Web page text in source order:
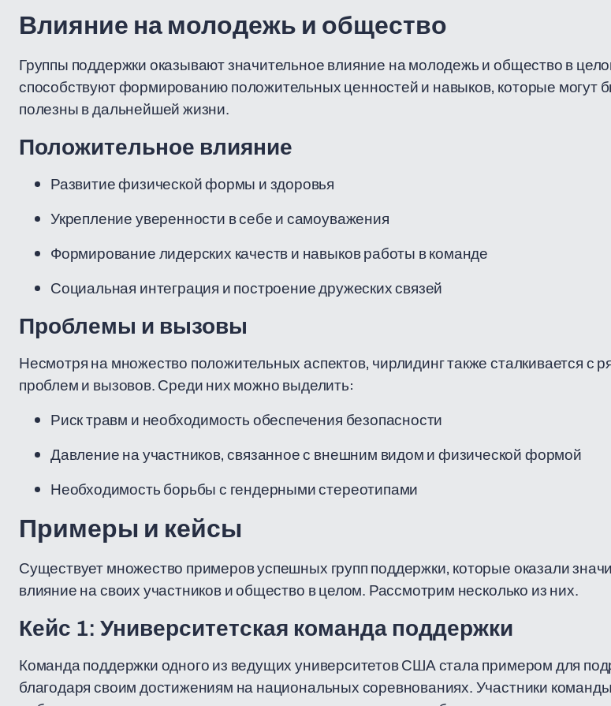
Влияние на молодежь и общество
Группы поддержки оказывают значительное влияние на молодежь и общество в
способствуют формированию положительных ценностей и навыков, которые могут
полезны в дальнейшей жизни.
Положительное влияние
Развитие физической формы и здоровья
Укрепление уверенности в себе и самоуважения
Формирование лидерских качеств и навыков работы в команде
Социальная интеграция и построение дружеских связей
Проблемы и вызовы
Несмотря на множество положительных аспектов, чирлидинг также сталкивается с
проблем и вызовов. Среди них можно выделить:
Риск травм и необходимость обеспечения безопасности
Давление на участников, связанное с внешним видом и физической формой
Необходимость борьбы с гендерными стереотипами
Примеры и кейсы
Существует множество примеров успешных групп поддержки, которые оказали
влияние на своих участников и общество в целом. Рассмотрим несколько из них.
Кейс 1: Университетская команда поддержки
Команда поддержки одного из ведущих университетов США стала примером для
благодаря своим достижениям на национальных соревнованиях. Участники